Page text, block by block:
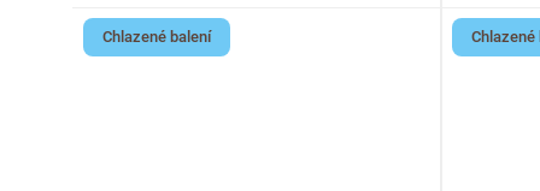
Chlazené balení Chlazené